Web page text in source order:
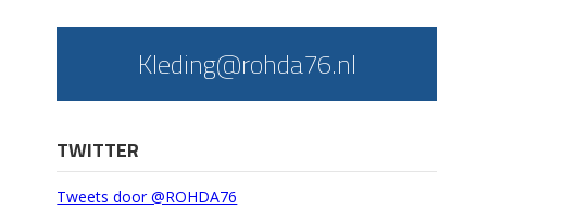
Kleding@rohda76.nl
TWITTER
Tweets door @ROHDA76